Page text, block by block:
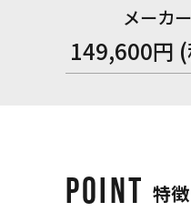
メーカ
149,600円
POINT 特徴